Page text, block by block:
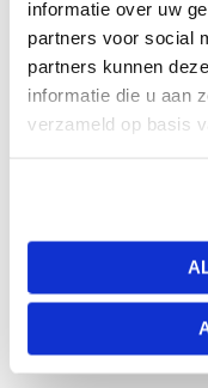
informatie over uw
partners voor social
partners kunnen
informatie die u aan
verzameld op basis
Beschrijving
De frames passen
Desgewenst kunnen
werken met
kunnen uw